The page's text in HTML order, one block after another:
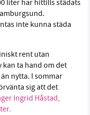
liter har hittills städats
inte kunna städa
rent utan
kan ta hand om det
nytta. I sommar
sig att det
Ingrid Håstad,
genom
Nu vill vi
hoppas att du
en slant till